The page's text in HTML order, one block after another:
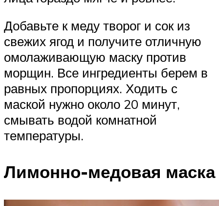
Добавьте к меду творог и сок из
свежих ягод и получите отличную
омолаживающую маску против
морщин. Все ингредиенты берем в
равных пропорциях. Ходить с
маской нужно около 20 минут,
смывать водой комнатной
температуры.
Лимонно-медовая маска